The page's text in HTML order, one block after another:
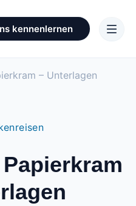
kennenlernen
– Unterlagen